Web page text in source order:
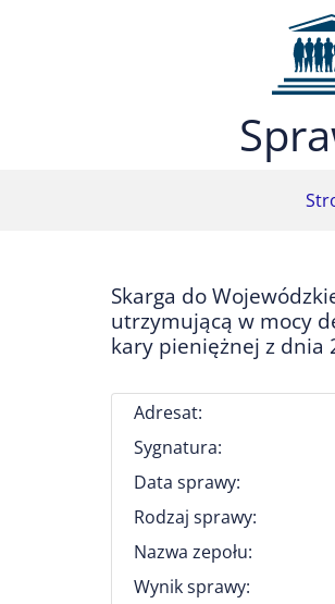
Przejdź do menu głównego (nacisnij
Przejdź do mapy serwisu (nacisnij Enter)
Skarga do
utrzymującą w mocy
kary pieniężnej z dnia
Adresat:
Sygnatura:
Data sprawy:
Rodzaj sprawy:
Nazwa zepołu:
Wynik sprawy: